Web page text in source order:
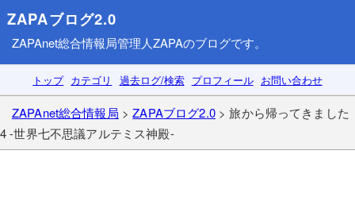
ZAPAブログ2.0
ZAPAnet総合情報局管理人ZAPAのブログです。
トップ カテゴリ 過去ログ/検索 プロフィール お問い合わせ
ZAPAnet総合情報局 >ZAPAブログ2.0> 旅から帰ってきました
4 -世界七不思議アルテミス神殿-